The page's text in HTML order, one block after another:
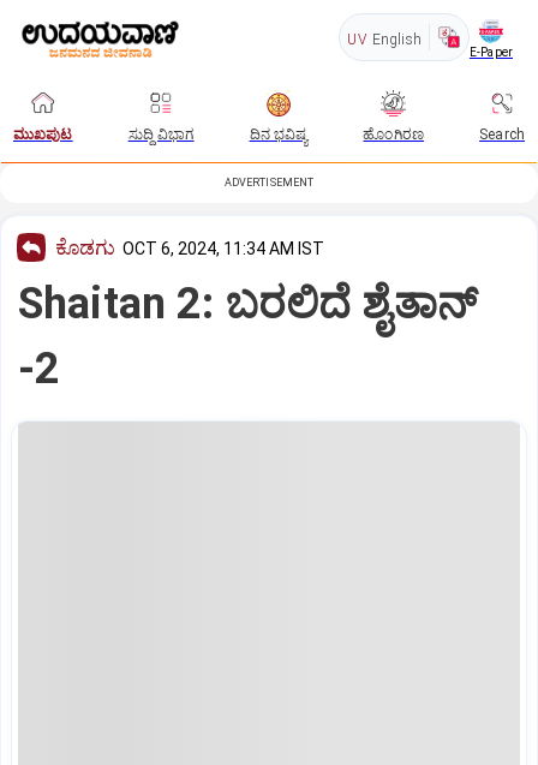
UV English
E-Paper
ಮುಖಪುಟ ಸುದ್ದಿ ವಿಭಾಗ ದಿನ ಭವಿಷ್ಯ ಹೊಂಗಿರಣ Search
ADVERTISEMENT
ಕೊಡಗು OCT 6, 2024, 11:34 AM IST
Shaitan 2: ಬರಲಿದೆ ಶೈತಾನ್‌
-2